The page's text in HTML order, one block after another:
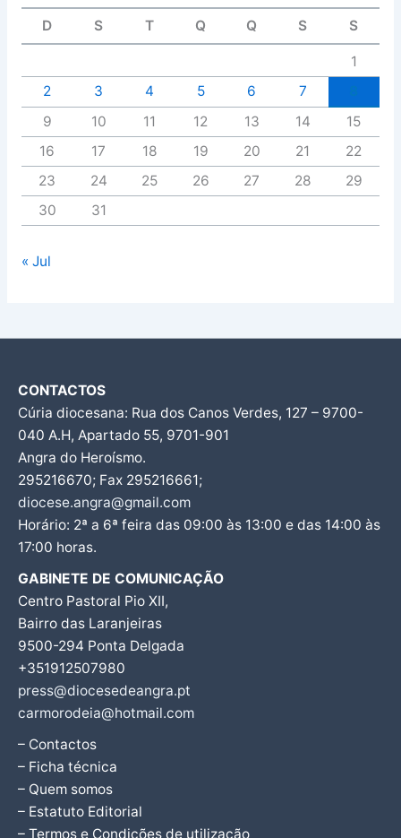
D S T Q Q S S
1
2
3 4 5 6 7
9
10 11 12 13 14
15
16
17 18 19 20 21
22
23
24 25 26 27 28
29
30
31
« Jul
CONTACTOS
Cúria diocesana: Rua dos Canos Verdes, 127 – 9700-
040 A.H, Apartado 55, 9701-901
Angra do Heroísmo.
295216670; Fax 295216661;
diocese.angra@gmail.com
Horário: 2ª a 6ª feira das 09:00 às 13:00 e das 14:00 às
17:00 horas.
GABINETE DE COMUNICAÇÃO
Centro Pastoral Pio XII,
Bairro das Laranjeiras
9500-294 Ponta Delgada
+351912507980
press@diocesedeangra.pt
carmorodeia@hotmail.com
– Contactos
– Ficha técnica
– Quem somos
– Estatuto Editorial
– Termos e Condições de utilização